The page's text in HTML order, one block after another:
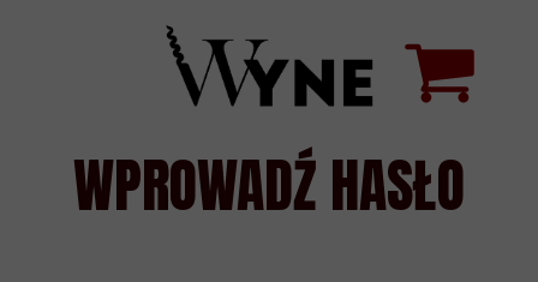
WPROWADŹ HASŁO